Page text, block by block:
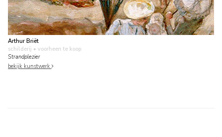
Arthur Briët
schilderij • voorheen te koop
Strandplezier
bekijk kunstwerk